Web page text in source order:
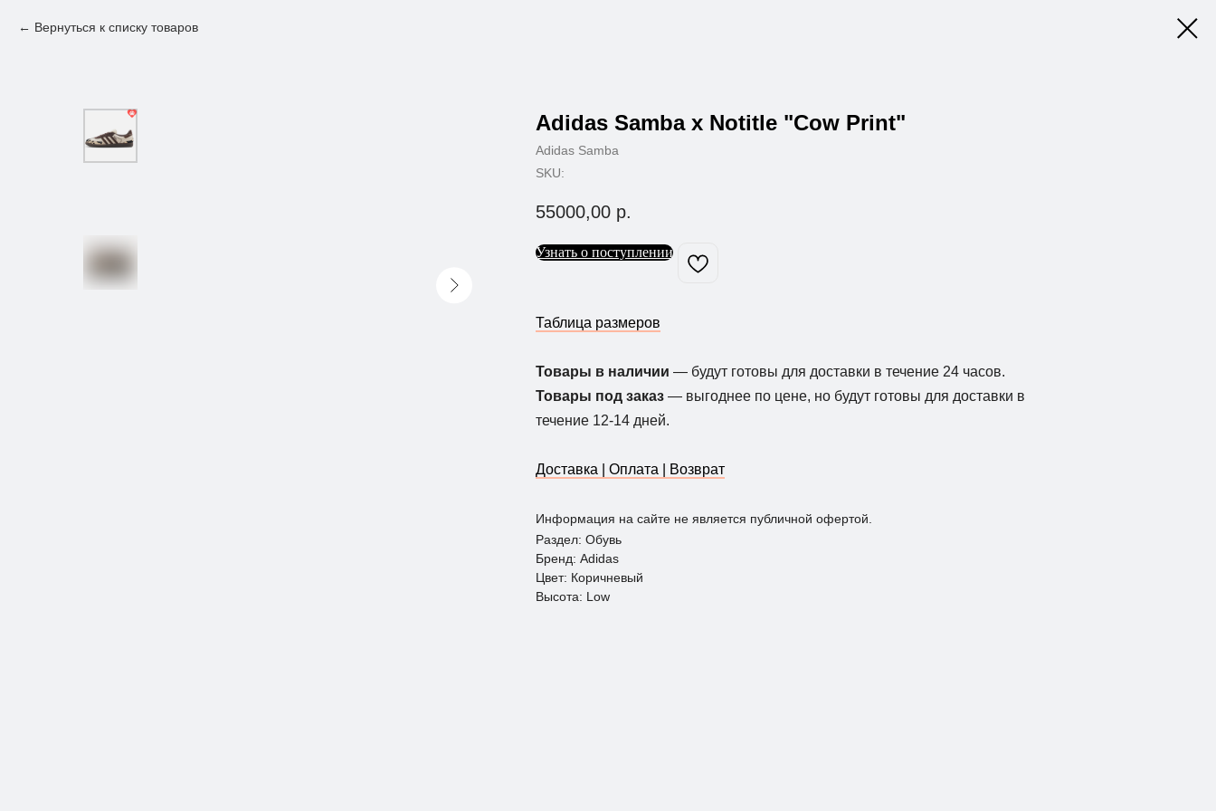
Вернуться к списку товаров
Adidas Samba x Notitle "Cow Print"
Adidas Samba
SKU:
55000,00 р.
Узнать о поступлении
Таблица размеров
Товары в наличии — будут готовы для доставки в течение 24 часов.
Товары под заказ — выгоднее по цене, но будут готовы для доставки в
течение 12-14 дней.
Доставка | Оплата | Возврат
Информация на сайте не является публичной офертой.
Раздел: Обувь
Бренд: Adidas
Цвет: Коричневый
Высота: Low